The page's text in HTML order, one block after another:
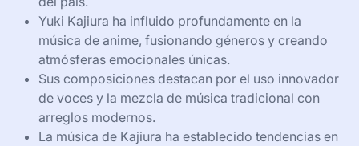
Yuki Kajiura ha influido profundamente en la
música de anime, fusionando géneros y creando
atmósferas emocionales únicas.
Sus composiciones destacan por el uso innovador
de voces y la mezcla de música tradicional con
arreglos modernos.
La música de Kajiura ha establecido tendencias en